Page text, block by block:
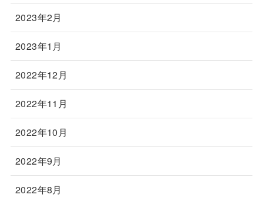
2023年2月
2023年1月
2022年12月
2022年11月
2022年10月
2022年9月
2022年8月